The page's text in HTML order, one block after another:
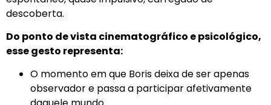
descoberta.
Do ponto de vista cinematográfico e psicológico,
esse gesto representa:
O momento em que Boris deixa de ser apenas
observador e passa a participar afetivamente